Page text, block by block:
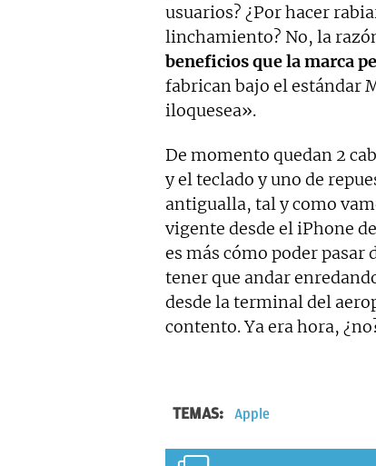
usuarios? ¿Por hacer
linchamiento? No, la
beneficios que la marca
fabrican bajo el estándar
iloquesea».
De momento quedan 2
y el teclado y uno de
antigualla, tal y como
vigente desde el iPhone
es más cómo poder
tener que andar
desde la terminal del
contento. Ya era hora,
TEMAS: Apple